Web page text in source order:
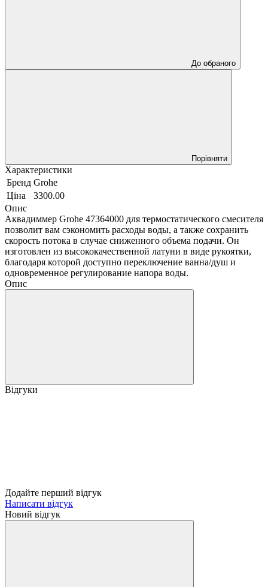
До обраного
Порівняти
Характеристики
Бренд Grohe
Ціна
3300.00
Опис
Аквадиммер Grohe 47364000 для термостатического смесителя
позволит вам сэкономить расходы воды, а также сохранить
скорость потока в случае сниженного объема подачи. Он
изготовлен из высококачественной латуни в виде рукоятки,
благодаря которой доступно переключение ванна/душ и
одновременное регулирование напора воды.
Опис
Відгуки
Додайте перший відгук
Написати відгук
Новий відгук